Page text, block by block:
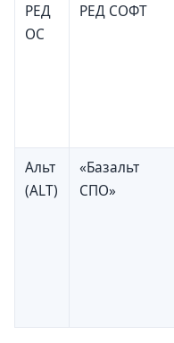
РЕД
ОС
РЕД СОФТ
Альт
(ALT)
«Базальт
СПО»